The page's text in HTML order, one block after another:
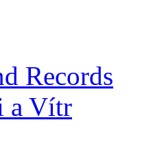
Records
a Vítr